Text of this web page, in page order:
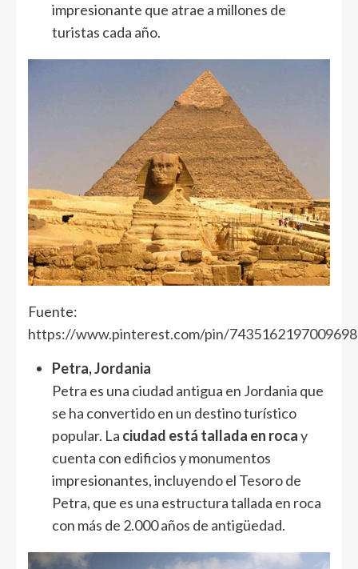
impresionante que atrae a millones de
turistas cada año.
Fuente:
https://www.pinterest.com/pin/
Petra, Jordania
Petra es una ciudad antigua en Jordania que
se ha convertido en un destino turístico
popular. La ciudad está tallada en rocay
cuenta con edificios y monumentos
impresionantes, incluyendo el Tesoro de
Petra, que es una estructura tallada en roca
con más de 2.000 años de antigüedad.